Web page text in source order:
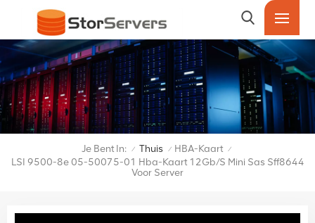
Je Bent In: / Thuis / HBA-Kaart /
LSI 9500-8e 05-50075-01 Hba-Kaart 12Gb/s Mini Sas Sff8644
Voor Server